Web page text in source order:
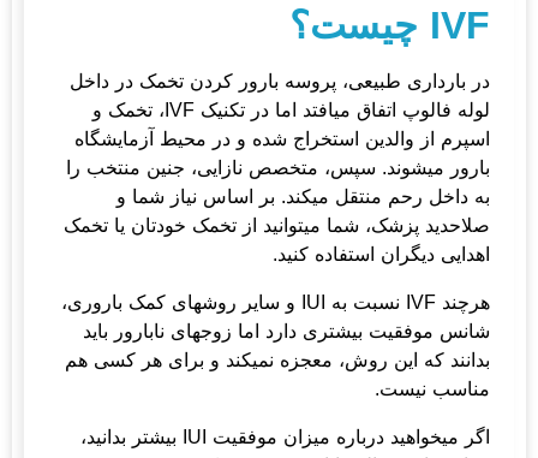
IVF چیست؟
در بارداری طبیعی، پروسه بارور کردن تخمک در داخل
لوله فالوپ اتفاق می­افتد اما در تکنیک IVF، تخمک و
اسپرم از والدین استخراج شده و در محیط آزمایشگاه
بارور می­شوند. سپس، متخصص نازایی، جنین­ منتخب را
به داخل رحم منتقل می­کند. بر اساس نیاز شما و
صلاحدید پزشک، شما می­توانید از تخمک خودتان یا تخمک
اهدایی دیگران استفاده کنید.
هرچند IVF نسبت به IUI و سایر روشهای کمک باروری،
شانس موفقیت بیشتری دارد اما زوج­های نابارور باید
بدانند که این روش، معجزه نمی­کند و برای هر کسی هم
مناسب نیست.
اگر می­خواهید درباره میزان موفقیت IUI
بیشتر بدانید،